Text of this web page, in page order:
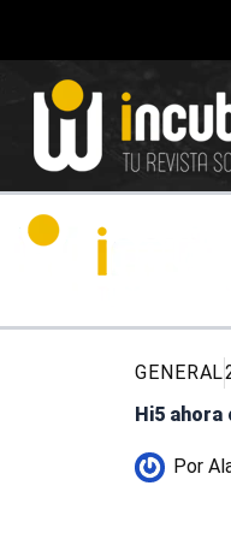
contenido
GENERAL
Hi5 ahora
Por